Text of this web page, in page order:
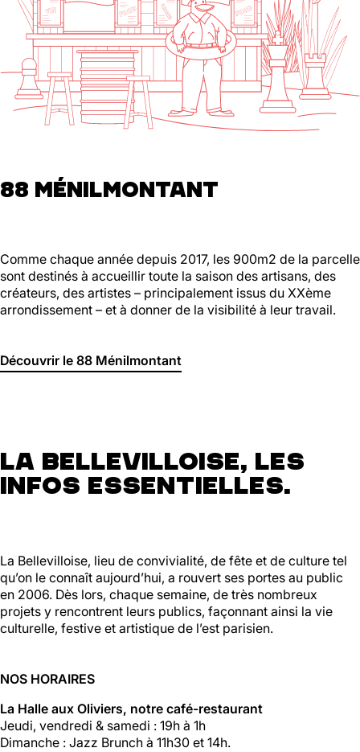
88 MÉNILMONTANT
Comme chaque année depuis 2017, les 900m2 de la parcelle
sont destinés à accueillir toute la saison des artisans, des
créateurs, des artistes – principalement issus du XXème
arrondissement – et à donner de la visibilité à leur travail.
Découvrir le 88 Ménilmontant
La Bellevilloise, les
infos essentielles.
La Bellevilloise, lieu de convivialité, de fête et de culture tel
qu’on le connaît aujourd’hui, a rouvert ses portes au public
en 2006. Dès lors, chaque semaine, de très nombreux
projets y rencontrent leurs publics, façonnant ainsi la vie
culturelle, festive et artistique de l’est parisien.
NOS HORAIRES
La Halle aux Oliviers, notre café-restaurant
Jeudi, vendredi & samedi : 19h à 1h
Dimanche : Jazz Brunch à 11h30 et 14h.